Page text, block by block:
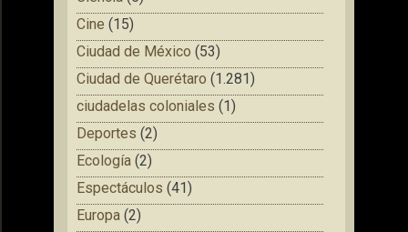
Cine (15)
Ciudad de México (53)
Ciudad de Querétaro (1.281)
ciudadelas coloniales (1)
Deportes (2)
Ecología (2)
Espectáculos (41)
Europa (2)